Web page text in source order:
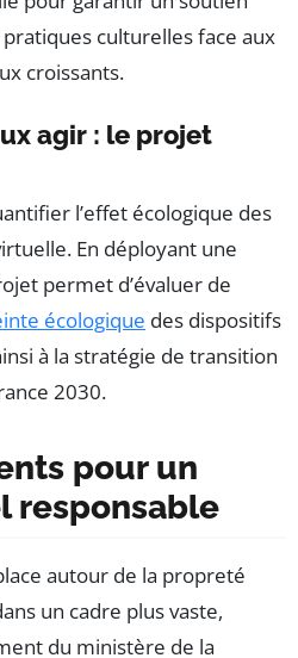
culturelles face aux
croissants.
agir : le projet
l’effet écologique des
En déployant une
permet d’évaluer de
écologique des dispositifs
à la stratégie de transition
2030.
pour un
responsable
autour de la propreté
un cadre plus vaste,
du ministère de la